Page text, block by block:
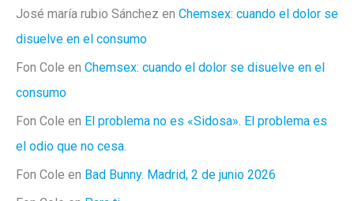
José maría rubio Sánchez en Chemsex: cuando el dolor se
disuelve en el consumo
Fon Cole en Chemsex: cuando el dolor se disuelve en el
consumo
Fon Cole en El problema no es «Sidosa». El problema es
el odio que no cesa.
Fon Cole en Bad Bunny. Madrid, 2 de junio 2026